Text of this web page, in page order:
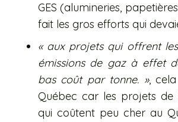
GES (alumineries,
fait les gros efforts qui
« aux projets qui offrent
émissions de gaz à effet
bas coût par tonne. »,
Québec car les projets de
qui coûtent peu cher au